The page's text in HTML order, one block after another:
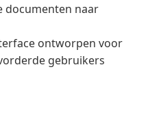
documenten naar
ontworpen voor
gebruikers